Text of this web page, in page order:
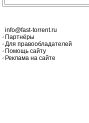
info@fast-torrent.ru
Партнёры
Для правообладателей
Помощь сайту
Реклама на сайте